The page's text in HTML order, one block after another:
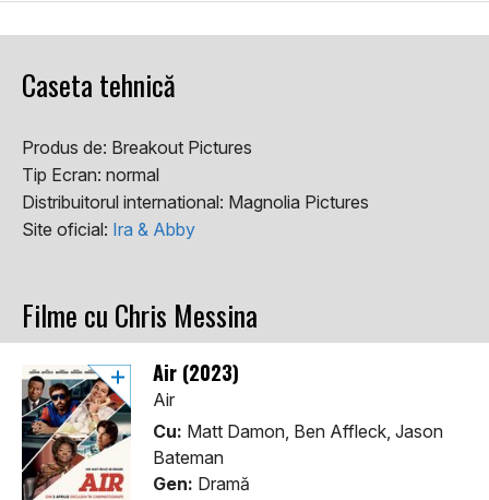
Caseta tehnică
Produs de: Breakout Pictures
Tip Ecran: normal
Distribuitorul international: Magnolia Pictures
Site oficial: Ira & Abby
Filme cu Chris Messina
Air (2023)
Air
Cu: Matt Damon, Ben Affleck, Jason
Bateman
Gen: Dramă